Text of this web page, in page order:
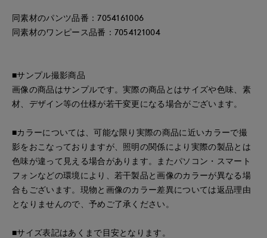
同素材のパンツ品番：7054161006
同素材のワンピース品番：7054121004
■サンプル撮影商品
画像の商品はサンプルです。実際の商品とはサイズや色味、素
材、デザイン等の仕様が若干変更になる場合がございます。
■カラーについては、可能な限り実際の商品に近いカラーで撮
影をおこなっておりますが、照明の関係により実際の製品とは
色味が違って見える場合があります。またパソコン・スマート
フォンなどの環境により、若干製品と画像のカラーが異なる場
合もございます。現物と画像のカラー差異については返品理由
となりませんので、予めご了承ください。
■サイズ表記はあくまで目安となります。